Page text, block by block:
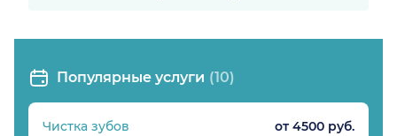
Популярные услуги (10)
Чистка зубов от 4500 руб.